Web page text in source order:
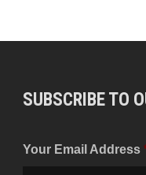
SUBSCRIBE TO
Your Email Address